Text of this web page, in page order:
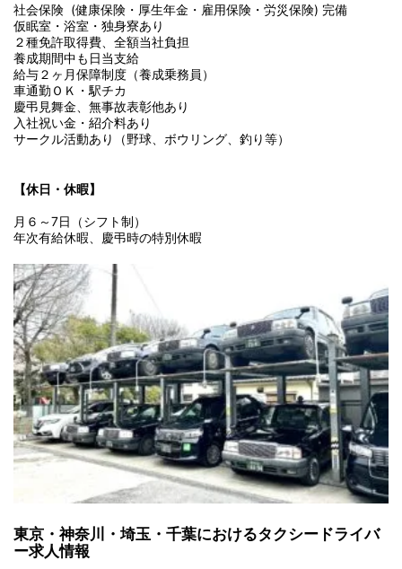
社会保険 (健康保険・厚生年金・雇用保険・労災保険) 完備
仮眠室・浴室・独身寮あり
２種免許取得費、全額当社負担
養成期間中も日当支給
給与２ヶ月保障制度（養成乗務員）
車通勤ＯＫ・駅チカ
慶弔見舞金、無事故表彰他あり
入社祝い金・紹介料あり
サークル活動あり（野球、ボウリング、釣り等）
【休日・休暇】
月６～7日（シフト制）
年次有給休暇、 慶弔時の特別休暇
東京・神奈川・埼玉・千葉におけるタクシードライバ
ー求人情報